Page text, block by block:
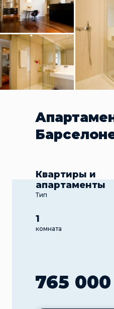
Квартиры и
апартаменты
Тип
1
комната
765